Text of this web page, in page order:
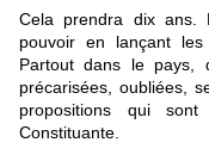
Cela prendra dix ans.
pouvoir en lançant les
Partout dans le pays,
précarisées, oubliées,
propositions qui
Constituante.